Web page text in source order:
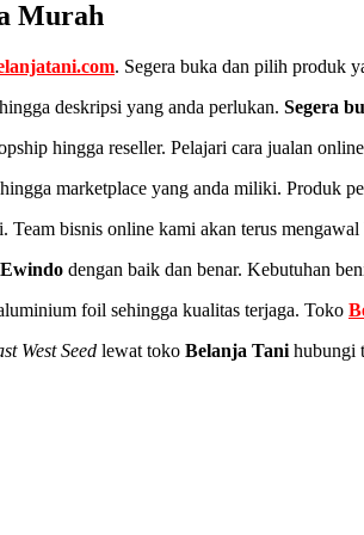
Murah
. Segera buka dan pilih produk
deskripsi yang anda perlukan. Segera
hingga reseller. Pelajari cara jualan
marketplace yang anda miliki. Produk
bisnis online kami akan terus
Ewindo dengan baik dan benar. Kebutuhan
foil sehingga kualitas terjaga. Toko
West Seed lewat toko Belanja Tani hubungi